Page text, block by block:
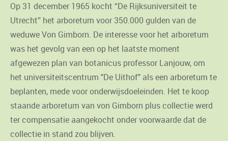
Op 31 december 1965 kocht “De Rijksuniversiteit te
Utrecht” het arboretum voor 350.000 gulden van de
weduwe Von Gimborn. De interesse voor het arboretum
was het gevolg van een op het laatste moment
afgewezen plan van botanicus professor Lanjouw, om
het universiteitscentrum "De Uithof" als een arboretum te
beplanten, mede voor onderwijsdoeleinden. Het te koop
staande arboretum van von Gimborn plus collectie werd
ter compensatie aangekocht onder voorwaarde dat de
collectie in stand zou blijven.